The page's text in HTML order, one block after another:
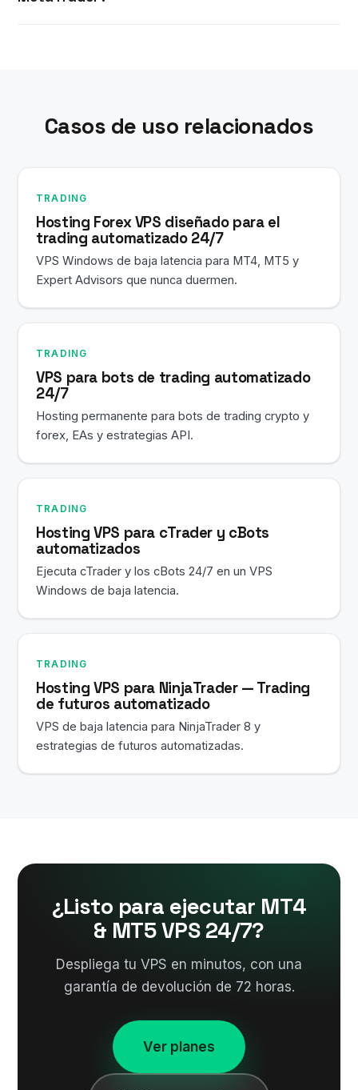
personalizado o script que funcione en una
bróker y te asesoraremos.
Casos de uso relacionados
TRADING
Hosting Forex VPS diseñado para el
trading automatizado 24/7
VPS Windows de baja latencia para MT4, MT5 y
Expert Advisors que nunca duermen.
TRADING
VPS para bots de trading automatizado
24/7
Hosting permanente para bots de trading crypto y
forex, EAs y estrategias API.
TRADING
Hosting VPS para cTrader y cBots
automatizados
Ejecuta cTrader y los cBots 24/7 en un VPS
Windows de baja latencia.
TRADING
Hosting VPS para NinjaTrader — Trading
de futuros automatizado
VPS de baja latencia para NinjaTrader 8 y
estrategias de futuros automatizadas.
¿Listo para ejecutar MT4
& MT5 VPS 24/7?
Despliega tu VPS en minutos, con una
garantía de devolución de 72 horas.
Ver planes